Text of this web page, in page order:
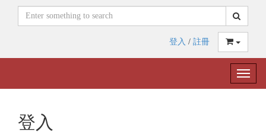
登入 / 註冊
Toggle
登入